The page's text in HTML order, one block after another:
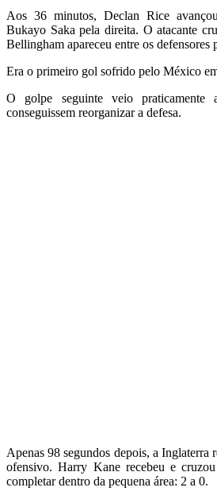
Aos 36 minutos, Declan Rice
Bukayo Saka pela direita. O atacante
Bellingham apareceu entre os defensores
Era o primeiro gol sofrido pelo México
O golpe seguinte veio praticamente
conseguissem reorganizar a defesa.
Apenas 98 segundos depois, a Inglaterra
ofensivo. Harry Kane recebeu e
completar dentro da pequena área: 2 a 0.